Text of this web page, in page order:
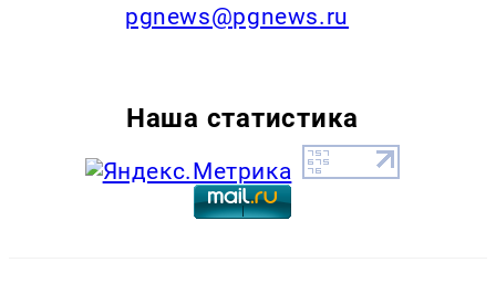
pgnews@pgnews.ru
Наша статистика